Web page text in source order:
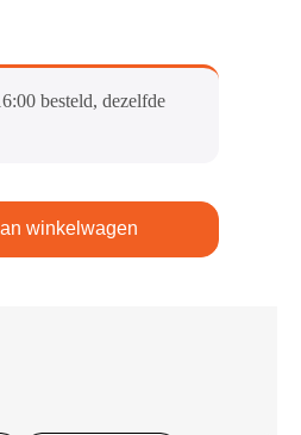
besteld, dezelfde
winkelwagen